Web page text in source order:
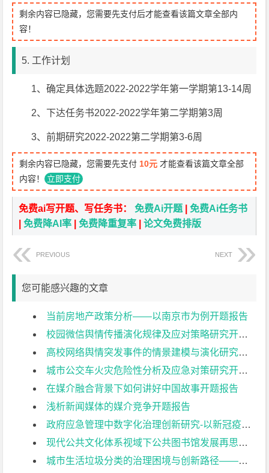
剩余内容已隐藏，您需要先支付后才能查看该篇文章全部内
容！
5. 工作计划
1、确定具体选题2022-2022学年第一学期第13-14周
2、下达任务书2022-2022学年第二学期第3周
3、前期研究2022-2022第二学期第3-6周
剩余内容已隐藏，您需要先支付 10元 才能查看该篇文章全部
内容！ 立即支付
免费ai写开题、写任务书：免费Ai开题 |免费Ai任务书
|免费降AI率 |免费降重复率 |论文免费排版
PREVIOUS NEXT
您可能感兴趣的文章
当前房地产政策分析——以南京市为例开题报告
校园微信舆情传播演化规律及应对策略研究开题报告
高校网络舆情突发事件的情景建模与演化研究开题报告
城市公交车火灾危险性分析及应急对策研究开题报告
在媒介融合背景下如何讲好中国故事开题报告
浅析新闻媒体的媒介竞争开题报告
政府应急管理中数字化治理创新研究-以新冠疫情“健康码”推行为例开题报告
现代公共文化体系视域下公共图书馆发展再思考——以南京图书馆为例开题报告
城市生活垃圾分类的治理困境与创新路径——以南京市为例开题报告